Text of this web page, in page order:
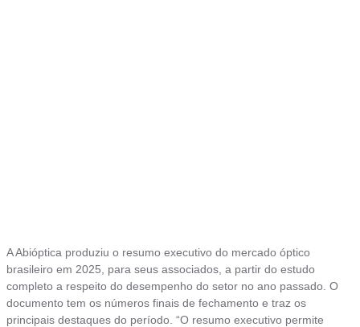
A Abióptica produziu o resumo executivo do mercado óptico
brasileiro em 2025, para seus associados, a partir do estudo
completo a respeito do desempenho do setor no ano passado. O
documento tem os números finais de fechamento e traz os
principais destaques do período. “O resumo executivo permite